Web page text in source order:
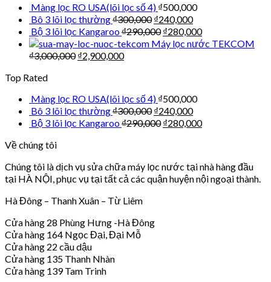
Màng lọc RO USA(lõi lọc số 4) ₫500,000
Bô 3 lõi lọc thường₫300,000 ₫240,000
Bộ 3 lõi lọc Kangaroo₫290,000 ₫280,000
Máy lọc nước TEKCOM
₫3,000,000 ₫2,900,000
Top Rated
Màng lọc RO USA(lõi lọc số 4) ₫500,000
Bô 3 lõi lọc thường₫300,000 ₫240,000
Bộ 3 lõi lọc Kangaroo₫290,000 ₫280,000
Về chúng tôi
Chúng tôi là dịch vụ sửa chữa máy lọc nước tại nhà hàng đầu
tại HÀ NỘI, phục vụ tại tất cả các quận huyện nội ngoại thành.
Hà Đông – Thanh Xuân – Từ Liêm
Cửa hàng 28 Phùng Hưng -Hà Đông
Cửa hàng 164 Ngọc Đại, Đại Mỗ
Cửa hàng 22 cầu dậu
Cửa hàng 135 Thanh Nhàn
Cửa hàng 139 Tam Trinh